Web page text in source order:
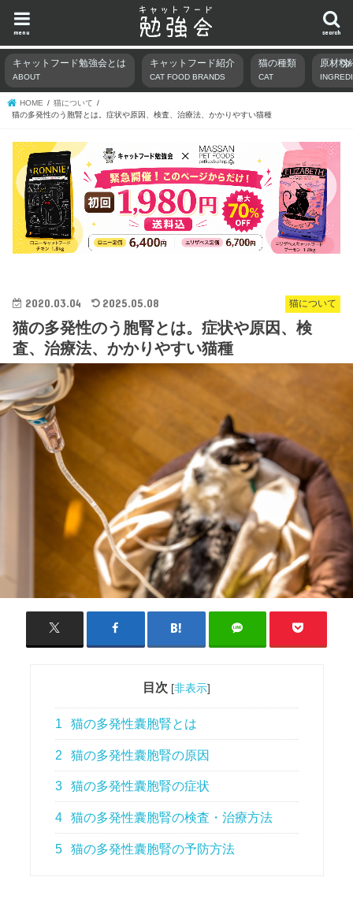
search
menu
キャットフード勉強会とは
ABOUT
キャットフード紹介
CAT FOOD BRANDS
猫の種類
CAT
原材料
HOME
猫について
猫の多発性のう胞腎とは。症状や原因、検査、治療法、かかりやすい猫種
猫について
2020.03.04 2025.05.08
猫の多発性のう胞腎とは。症状や原因、検
査、治療法、かかりやすい猫種
目次 [非表示]
1 猫の多発性囊胞腎とは
2 猫の多発性囊胞腎の原因
3 猫の多発性囊胞腎の症状
4 猫の多発性囊胞腎の検査・治療方法
5 猫の多発性囊胞腎の予防方法